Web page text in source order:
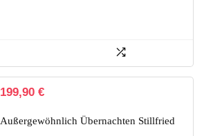
199,90 €
Außergewöhnlich Übernachten Stillfried